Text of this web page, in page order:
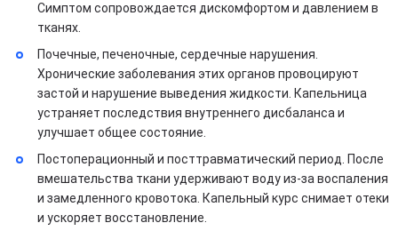
Симптом сопровождается дискомфортом и давлением в
тканях.
Почечные, печеночные, сердечные нарушения.
Хронические заболевания этих органов провоцируют
застой и нарушение выведения жидкости. Капельница
устраняет последствия внутреннего дисбаланса и
улучшает общее состояние.
Постоперационный и посттравматический период. После
вмешательства ткани удерживают воду из-за воспаления
и замедленного кровотока. Капельный курс снимает отеки
и ускоряет восстановление.